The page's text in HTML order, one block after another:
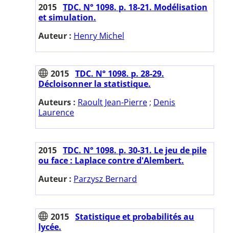
2015 TDC. N° 1098. p. 18-21. Modélisation
et simulation.
Auteur : Henry Michel
2015 TDC. N° 1098. p. 28-29.
Décloisonner la statistique.
Auteurs : Raoult Jean-Pierre ; Denis
Laurence
2015 TDC. N° 1098. p. 30-31. Le jeu de pile
ou face : Laplace contre d'Alembert.
Auteur : Parzysz Bernard
2015 Statistique et probabilités au
lycée.